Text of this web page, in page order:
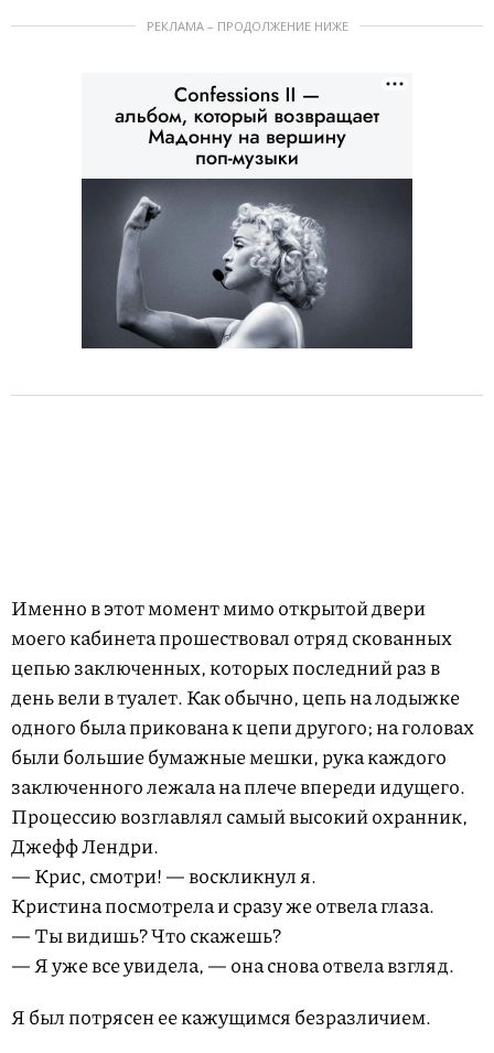
РЕКЛАМА – ПРОДОЛЖЕНИЕ НИЖЕ
Именно в этот момент мимо открытой двери
моего кабинета прошествовал отряд скованных
цепью заключенных, которых последний раз в
день вели в туалет. Как обычно, цепь на лодыжке
одного была прикована к цепи другого; на головах
были большие бумажные мешки, рука каждого
заключенного лежала на плече впереди идущего.
Процессию возглавлял самый высокий охранник,
Джефф Лендри.
— Крис, смотри! — воскликнул я.
Кристина посмотрела и сразу же отвела глаза.
— Ты видишь? Что скажешь?
— Я уже все увидела, — она снова отвела взгляд.
Я был потрясен ее кажущимся безразличием.